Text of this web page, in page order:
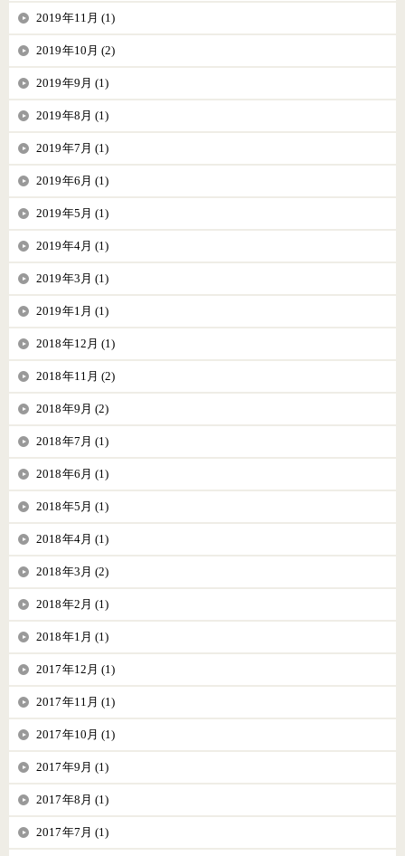
2019年11月 (1)
2019年10月 (2)
2019年9月 (1)
2019年8月 (1)
2019年7月 (1)
2019年6月 (1)
2019年5月 (1)
2019年4月 (1)
2019年3月 (1)
2019年1月 (1)
2018年12月 (1)
2018年11月 (2)
2018年9月 (2)
2018年7月 (1)
2018年6月 (1)
2018年5月 (1)
2018年4月 (1)
2018年3月 (2)
2018年2月 (1)
2018年1月 (1)
2017年12月 (1)
2017年11月 (1)
2017年10月 (1)
2017年9月 (1)
2017年8月 (1)
2017年7月 (1)